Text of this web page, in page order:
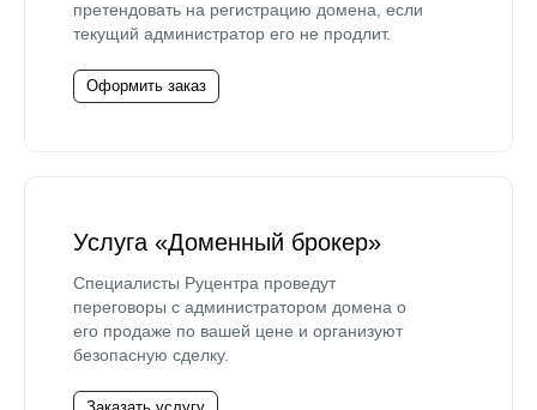
претендовать на регистрацию домена, если
текущий администратор его не продлит.
Оформить заказ
Услуга «Доменный брокер»
Специалисты Руцентра проведут
переговоры с администратором домена о
его продаже по вашей цене и организуют
безопасную сделку.